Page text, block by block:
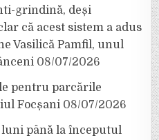
grindină, deși
că acest sistem a adus
Vasilică Pamfil, unul
08/07/2026
pentru parcările
Focșani 08/07/2026
până la începutul